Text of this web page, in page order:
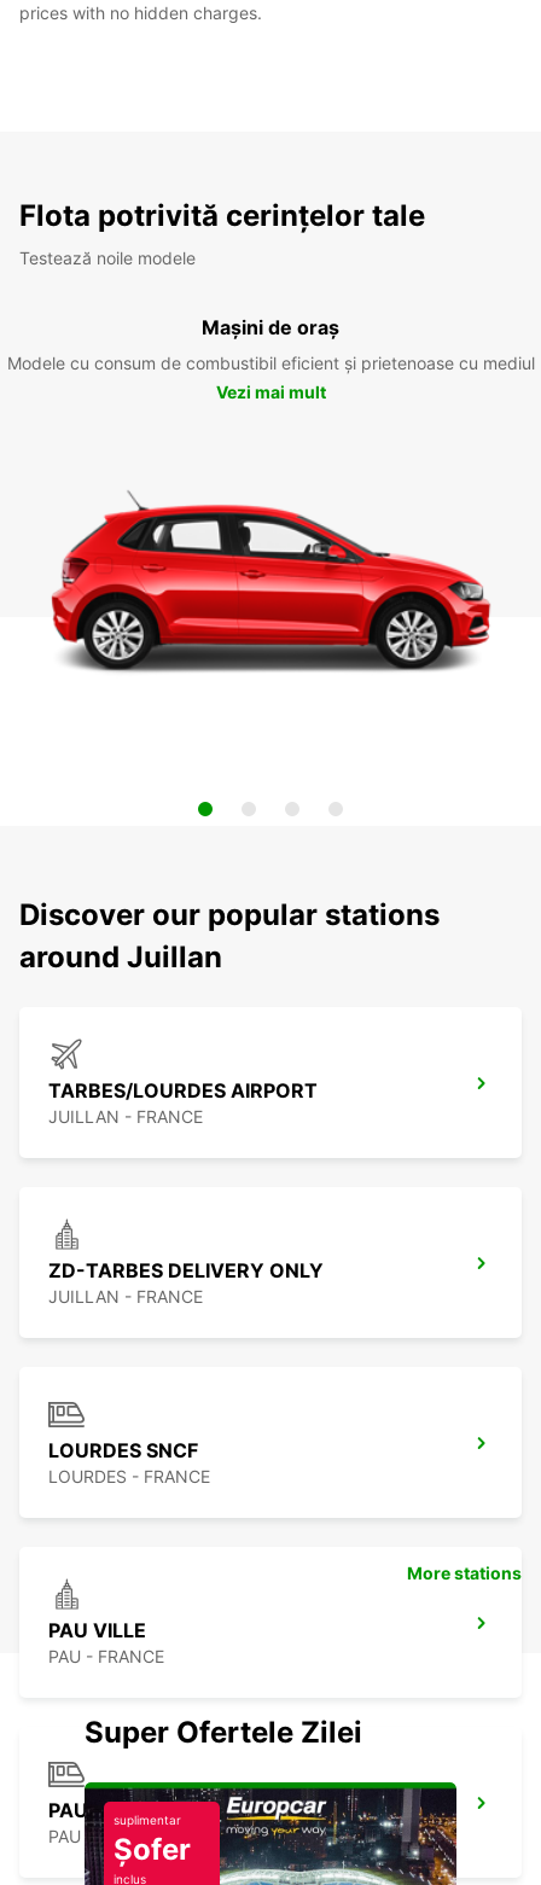
prices with no hidden charges.
Flota potrivită cerințelor tale
Testează noile modele
Mașini de oraș
Modele cu consum de combustibil eficient și prietenoase cu mediul
Vezi mai mult
Discover our popular stations
around Juillan
TARBES/LOURDES AIRPORT
JUILLAN - FRANCE
ZD-TARBES DELIVERY ONLY
JUILLAN - FRANCE
LOURDES SNCF
LOURDES - FRANCE
PAU VILLE
PAU - FRANCE
PAU GARE SNCF
PAU - FRANCE
More stations
Super Ofertele Zilei
suplimentar
Șofer
inclus